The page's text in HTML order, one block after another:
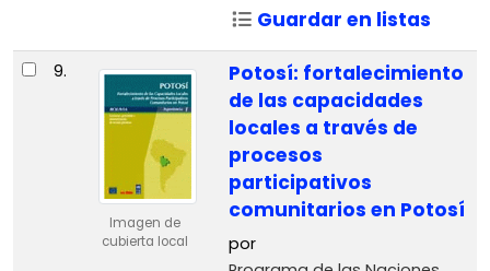
Guardar en listas
9.
Imagen de
cubierta local
Potosí: fortalecimiento
de las capacidades
locales a través de
procesos
participativos
comunitarios en Potosí
por